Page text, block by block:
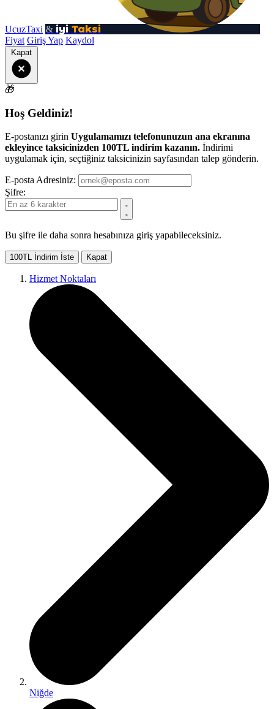
UcuzTaxi & iyi Taksi
Fiyat Giriş Yap Kaydol
Kapat
🎁
Hoş Geldiniz!
E-postanızı girin Uygulamamızı telefonunuzun ana ekranına
ekleyince taksicinizden 100TL indirim kazanın. İndirimi
uygulamak için, seçtiğiniz taksicinizin sayfasından talep gönderin.
E-posta Adresiniz:
Şifre:
Bu şifre ile daha sonra hesabınıza giriş yapabileceksiniz.
100TL İndirim İste Kapat
Hizmet Noktaları
Niğde